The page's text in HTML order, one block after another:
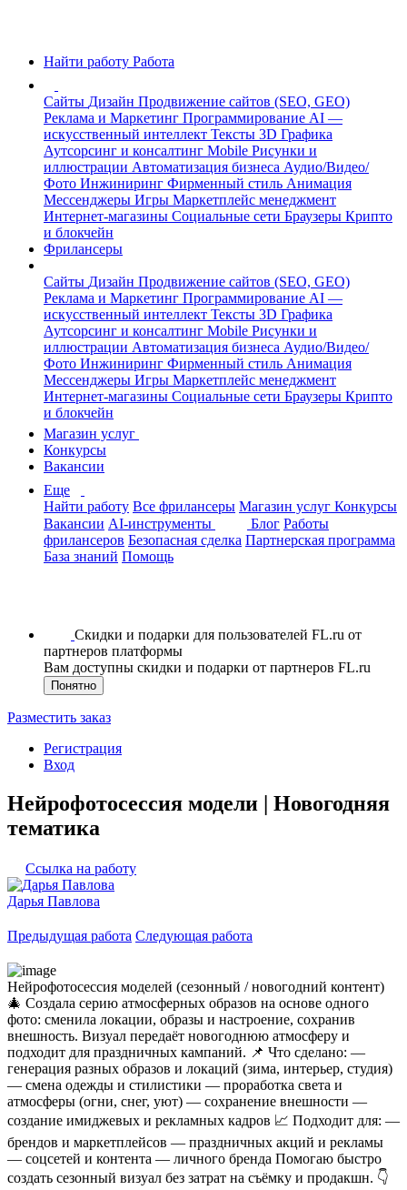
Найти работу Работа
Сайты Дизайн Продвижение сайтов (SEO, GEO)
Реклама и Маркетинг Программирование AI —
искусственный интеллект Тексты 3D Графика
Аутсорсинг и консалтинг Mobile Рисунки и
иллюстрации Автоматизация бизнеса Аудио/Видео/
Фото Инжиниринг Фирменный стиль Анимация
Мессенджеры Игры Маркетплейс менеджмент
Интернет-магазины Социальные сети Браузеры Крипто
и блокчейн
Фрилансеры
Сайты Дизайн Продвижение сайтов (SEO, GEO)
Реклама и Маркетинг Программирование AI —
искусственный интеллект Тексты 3D Графика
Аутсорсинг и консалтинг Mobile Рисунки и
иллюстрации Автоматизация бизнеса Аудио/Видео/
Фото Инжиниринг Фирменный стиль Анимация
Мессенджеры Игры Маркетплейс менеджмент
Интернет-магазины Социальные сети Браузеры Крипто
и блокчейн
Магазин услуг
Конкурсы
Вакансии
Еще
Найти работу Все фрилансеры Магазин услуг Конкурсы
Вакансии AI-инструменты Блог Работы
фрилансеров Безопасная сделка Партнерская программа
База знаний Помощь
Скидки и подарки для пользователей FL.ru от
партнеров платформы
Вам доступны скидки и подарки от партнеров FL.ru
Понятно
Разместить заказ
Регистрация
Вход
Нейрофотосессия модели | Новогодняя
тематика
Ссылка на работу
Дарья Павлова
Предыдущая работа Следующая работа
Нейрофотосессия моделей (сезонный / новогодний контент)
🎄 Создала серию атмосферных образов на основе одного
фото: сменила локации, образы и настроение, сохранив
внешность. Визуал передаёт новогоднюю атмосферу и
подходит для праздничных кампаний. 📌 Что сделано: —
генерация разных образов и локаций (зима, интерьер, студия)
— смена одежды и стилистики — проработка света и
атмосферы (огни, снег, уют) — сохранение внешности —
создание имиджевых и рекламных кадров 📈 Подходит для: —
брендов и маркетплейсов — праздничных акций и рекламы
— соцсетей и контента — личного бренда Помогаю быстро
создать сезонный визуал без затрат на съёмку и продакшн. 👇